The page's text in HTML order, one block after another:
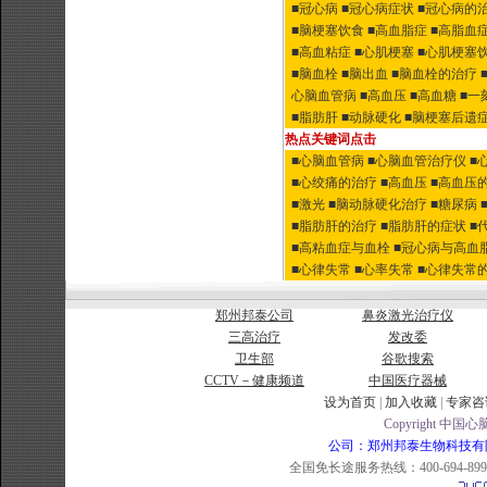
■冠心病 ■冠心病症状 ■冠心病的
■脑梗塞饮食 ■高血脂症 ■高脂血
■高血粘症 ■心肌梗塞 ■心肌梗塞
■脑血栓 ■脑出血 ■脑血栓的治疗
心脑血管病 ■高血压 ■高血糖 ■一
■脂肪肝 ■动脉硬化 ■脑梗塞后遗
热点关键词点击
■心脑血管病 ■心脑血管治疗仪 ■
■心绞痛的治疗 ■高血压 ■高血压
■激光 ■脑动脉硬化治疗 ■糖尿病
■脂肪肝的治疗 ■脂肪肝的症状 ■
■高粘血症与血栓 ■冠心病与高血
■心律失常 ■心率失常 ■心律失常
郑州邦泰公司
鼻炎激光治疗仪
三高治疗
发改委
卫生部
谷歌搜索
CCTV－健康频道
中国医疗器械
设为首页 加入收藏 专家
Copyright 中国心
公司：郑州邦泰生物科
全国免长途服务热线：400-694-